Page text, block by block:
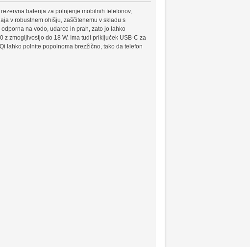
baterija za polnjenje mobilnih telefonov,
v robustnem ohišju, zaščitenemu v skladu s
na vodo, udarce in prah, zato jo lahko
z zmogljivostjo do 18 W. Ima tudi priključek USB-C za
lahko polnite popolnoma brezžično, tako da telefon